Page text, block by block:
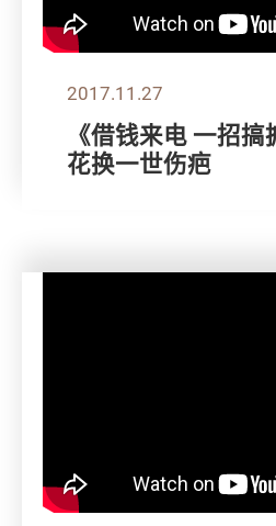
2017.11.27
《借钱来电 一招
花换一世伤疤